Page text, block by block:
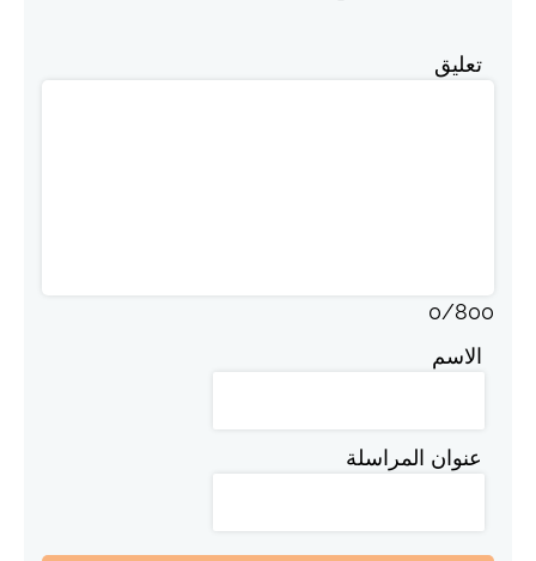
تعليق
0/800
الاسم
عنوان المراسلة